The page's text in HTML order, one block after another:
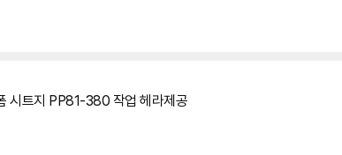
시트지 PP81-380 작업 헤라제공